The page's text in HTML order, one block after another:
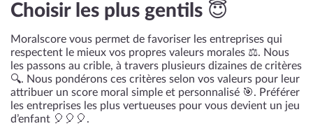
Choisir les plus gentils 😇
Moralscore vous permet de favoriser les entreprises qui
respectent le mieux vos propres valeurs morales ⚖️. Nous
les passons au crible, à travers plusieurs dizaines de critères
🔍. Nous pondérons ces critères selon vos valeurs pour leur
attribuer un score moral simple et personnalisé 🎯. Préférer
les entreprises les plus vertueuses pour vous devient un jeu
d’enfant 🎈🎈🎈.